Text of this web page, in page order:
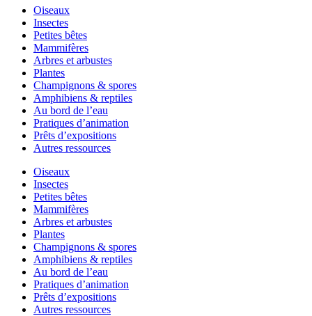
Oiseaux
Insectes
Petites bêtes
Mammifères
Arbres et arbustes
Plantes
Champignons & spores
Amphibiens & reptiles
Au bord de l’eau
Pratiques d’animation
Prêts d’expositions
Autres ressources
Oiseaux
Insectes
Petites bêtes
Mammifères
Arbres et arbustes
Plantes
Champignons & spores
Amphibiens & reptiles
Au bord de l’eau
Pratiques d’animation
Prêts d’expositions
Autres ressources